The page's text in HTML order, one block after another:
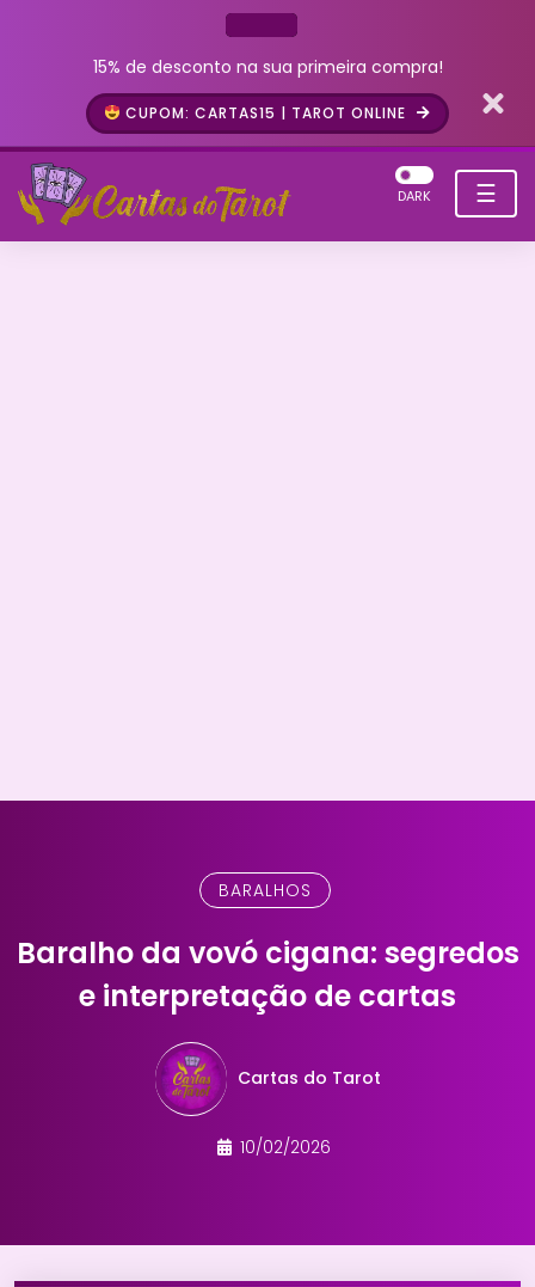
15% de desconto na sua primeira compra!
CUPOM: CARTAS15 | TAROT ONLINE
☰
DARK
BARALHOS
Baralho da vovó cigana: segredos
e interpretação de cartas
Cartas do Tarot
10/02/2026